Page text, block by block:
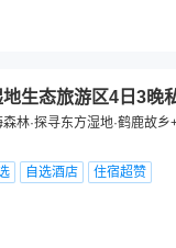
生态旅游区4日3晚
林·探寻东方湿地·鹤鹿故
自选酒店
住宿超赞